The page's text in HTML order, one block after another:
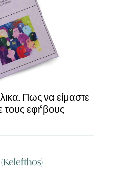
Πως να είμαστε
τους εφήβους